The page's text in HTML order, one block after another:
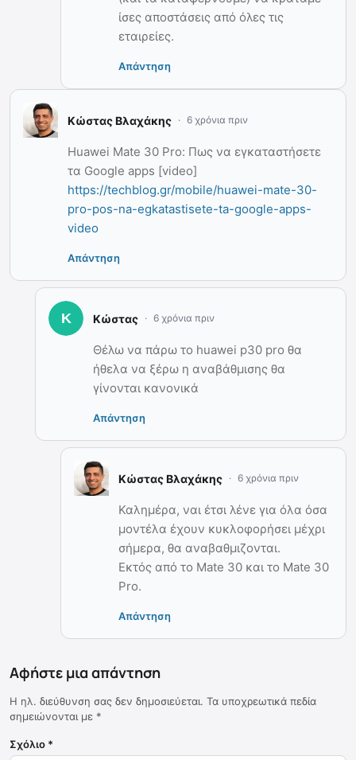
ίσες αποστάσεις από όλες τις
εταιρείες.
Απάντηση
Κώστας Βλαχάκης 6 χρόνια πριν
Huawei Mate 30 Pro: Πως να εγκαταστήσετε
τα Google apps [video]
https://techblog.gr/mobile/huawei-mate-30-
pro-pos-na-egkatastisete-ta-google-apps-
video
Απάντηση
Κώστας 6 χρόνια πριν
Θέλω να πάρω το huawei p30 pro θα
ήθελα να ξέρω η αναβάθμισης θα
γίνονται κανονικά
Απάντηση
Κώστας Βλαχάκης 6 χρόνια πριν
Καλημέρα, ναι έτσι λένε για όλα όσα
μοντέλα έχουν κυκλοφορήσει μέχρι
σήμερα, θα αναβαθμιζονται.
Εκτός από το Mate 30 και το Mate 30
Pro.
Απάντηση
Αφήστε μια απάντηση
Η ηλ. διεύθυνση σας δεν δημοσιεύεται. Τα υποχρεωτικά πεδία
σημειώνονται με *
Σχόλιο *